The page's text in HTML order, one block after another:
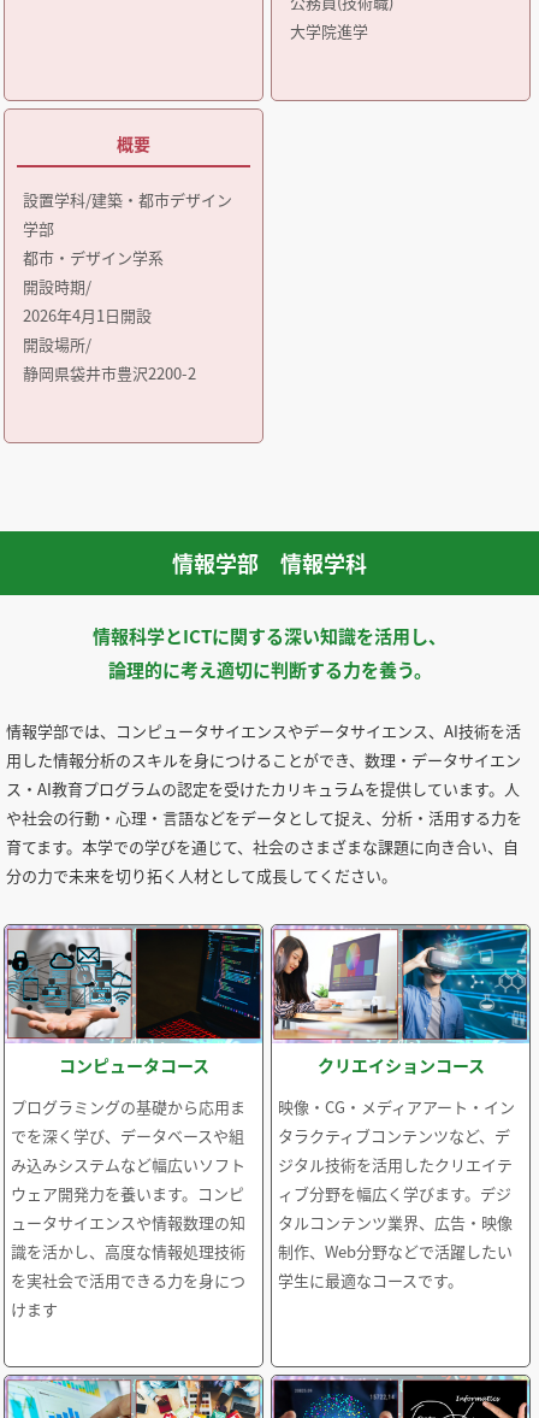
大学院進学
概要
設置学科/建築・都市デザイン
学部
都市・デザイン学系
開設時期/
2026年4月1日開設
開設場所/
静岡県袋井市豊沢2200-2
情報学部 情報学科
情報科学とICTに関する深い知識を活用し、
論理的に考え適切に判断する力を養う。
情報学部では、コンピュータサイエンスやデータサイエンス、AI技術を活
用した情報分析のスキルを身につけることができ、数理・データサイエン
ス・AI教育プログラムの認定を受けたカリキュラムを提供しています。人
や社会の行動・心理・言語などをデータとして捉え、分析・活用する力を
育てます。本学での学びを通じて、社会のさまざまな課題に向き合い、自
分の力で未来を切り拓く人材として成長してください。
コンピュータコース
プログラミングの基礎から応用ま
でを深く学び、データベースや組
み込みシステムなど幅広いソフト
ウェア開発力を養います。コンピ
ュータサイエンスや情報数理の知
識を活かし、高度な情報処理技術
を実社会で活用できる力を身につ
けます
クリエイションコース
映像・CG・メディアアート・イン
タラクティブコンテンツなど、デ
ジタル技術を活用したクリエイテ
ィブ分野を幅広く学びます。デジ
タルコンテンツ業界、広告・映像
制作、Web分野などで活躍したい
学生に最適なコースです。